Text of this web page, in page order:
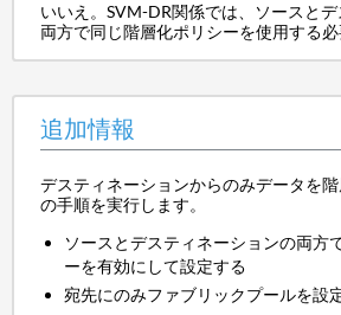
いいえ。SVM-DR関係では、ソースと
両方で同じ階層化ポリシーを使用する
追加情報
デスティネーションからのみデータを
の手順を実行します。
ソースとデスティネーションの両方
ーを有効にして設定する
宛先にのみファブリックプールを設